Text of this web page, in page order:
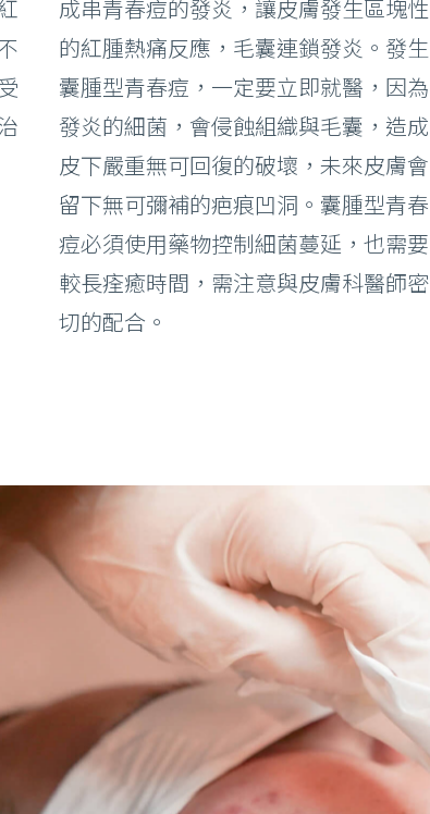
成串青春痘的發炎，讓皮膚發生區塊性
的紅腫熱痛反應，毛囊連鎖發炎。發生
囊腫型青春痘，一定要立即就醫，因為
發炎的細菌，會侵蝕組織與毛囊，造成
皮下嚴重無可回復的破壞，未來皮膚會
留下無可彌補的疤痕凹洞。囊腫型青春
痘必須使用藥物控制細菌蔓延，也需要
較長痊癒時間，需注意與皮膚科醫師密
切的配合。